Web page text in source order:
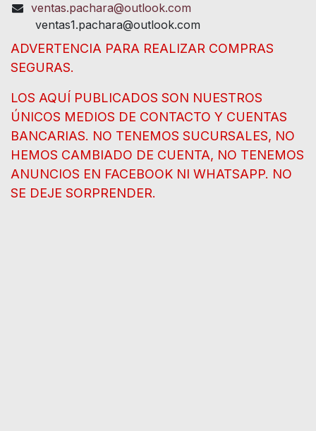
ventas.pachara@outlook.com
ventas1.pachara@outlook.com
ADVERTENCIA PARA REALIZAR COMPRAS
SEGURAS.
LOS AQUÍ PUBLICADOS SON NUESTROS
ÚNICOS MEDIOS DE CONTACTO Y CUENTAS
BANCARIAS. NO TENEMOS SUCURSALES, NO
HEMOS CAMBIADO DE CUENTA, NO TENEMOS
ANUNCIOS EN FACEBOOK NI WHATSAPP. NO
SE DEJE SORPRENDER.